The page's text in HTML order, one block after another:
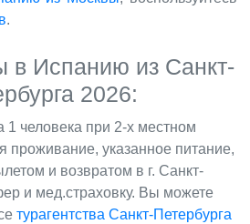
.
в Испанию из Санкт-
2026:
1 человека при 2-х местном
проживание, указанное питание,
и возвратом в г. Санкт-
и мед.страховку. Вы можете
турагентства Санкт-Петербурга